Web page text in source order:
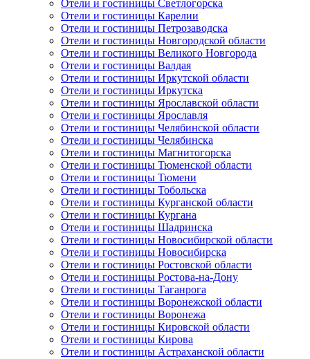
Отели и гостиницы Светлогорска
Отели и гостиницы Карелии
Отели и гостиницы Петрозаводска
Отели и гостиницы Новгородской области
Отели и гостиницы Великого Новгорода
Отели и гостиницы Валдая
Отели и гостиницы Иркутской области
Отели и гостиницы Иркутска
Отели и гостиницы Ярославской области
Отели и гостиницы Ярославля
Отели и гостиницы Челябинской области
Отели и гостиницы Челябинска
Отели и гостиницы Магнитогорска
Отели и гостиницы Тюменской области
Отели и гостиницы Тюмени
Отели и гостиницы Тобольска
Отели и гостиницы Курганской области
Отели и гостиницы Кургана
Отели и гостиницы Шадринска
Отели и гостиницы Новосибирской области
Отели и гостиницы Новосибирска
Отели и гостиницы Ростовской области
Отели и гостиницы Ростова-на-Дону
Отели и гостиницы Таганрога
Отели и гостиницы Воронежской области
Отели и гостиницы Воронежа
Отели и гостиницы Кировской области
Отели и гостиницы Кирова
Отели и гостиницы Астраханской области